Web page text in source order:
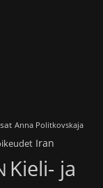
Anna Politkovskaja
Iran
Kieli- ja